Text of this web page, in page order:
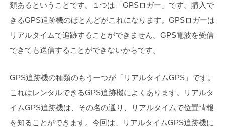
類あるということです。１つは「GPSロガー」です。購入で
きるGPS追跡機のほとんどがこれになります。GPSロガーは
リアルタイムで追跡することができません。GPS電波を受信
できても送信することができないからです。
GPS追跡機の種類のもう一つが「リアルタイムGPS」です。
これはレンタルできるGPS追跡機によくあります。リアルタ
イムGPS追跡機は、その名の通り、リアルタイムで位置情報
を知ることができます。今回は、リアルタイムGPS追跡機に